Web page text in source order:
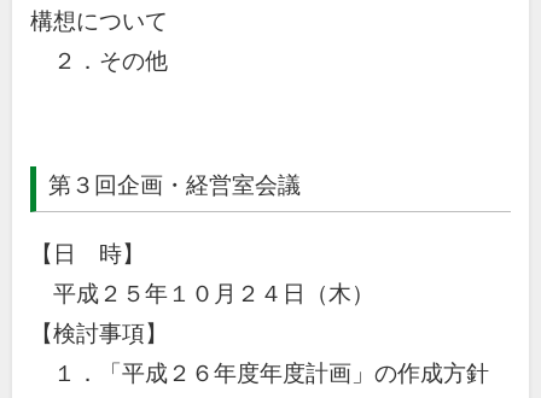
構想について
２．その他
第３回企画・経営室会議
【日 時】
平成２５年１０月２４日（木）
【検討事項】
１．「平成２６年度年度計画」の作成方針